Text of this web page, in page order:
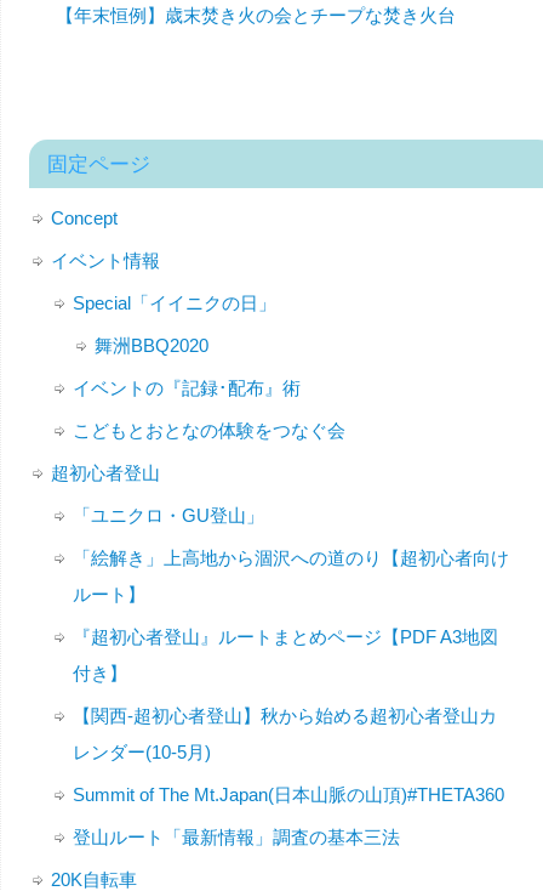
【年末恒例】歳末焚き火の会とチープな焚き火台
固定ページ
Concept
イベント情報
Special「イイニクの日」
舞洲BBQ2020
イベントの『記録･配布』術
こどもとおとなの体験をつなぐ会
超初心者登山
「ユニクロ・GU登山」
「絵解き」上高地から涸沢への道のり【超初心者向け
ルート】
『超初心者登山』ルートまとめページ【PDF A3地図
付き】
【関西-超初心者登山】秋から始める超初心者登山カ
レンダー(10-5月)
Summit of The Mt.Japan(日本山脈の山頂)#THETA360
登山ルート「最新情報」調査の基本三法
20K自転車